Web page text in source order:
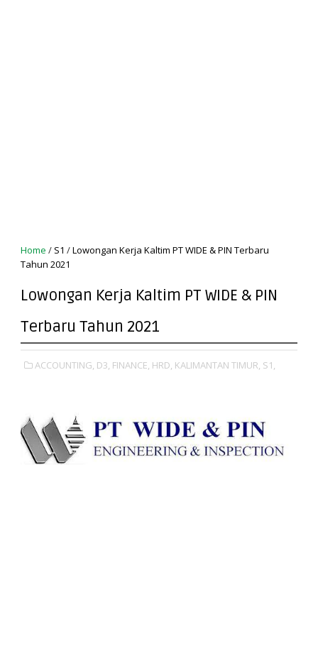
Home / S1 /Lowongan Kerja Kaltim PT WIDE & PIN Terbaru
Tahun 2021
Lowongan Kerja Kaltim PT WIDE & PIN
Terbaru Tahun 2021
ACCOUNTING, D3, FINANCE, HRD, KALIMANTAN TIMUR, S1,